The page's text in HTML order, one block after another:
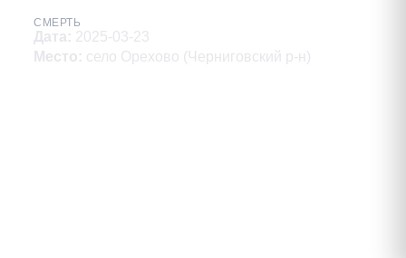
СМЕРТЬ
Дата: 2025-03-23
Место: село Орехово (Черниговский р-н)